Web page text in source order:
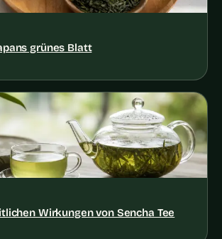
grünes Blatt
Wirkungen von Sencha Tee